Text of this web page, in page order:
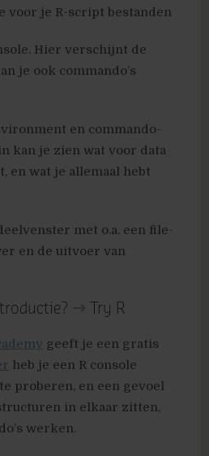
voor je R-script bestanden
Hier verschijnt de
je ook commando’s
en commando-
kan je zien wat voor data
en wat je allemaal hebt
met o.a. een file-
en de uitvoer van
→ Try R
geeft je een gratis
heb je een R console
proberen, en een gevoel
in elkaar zitten,
werken.